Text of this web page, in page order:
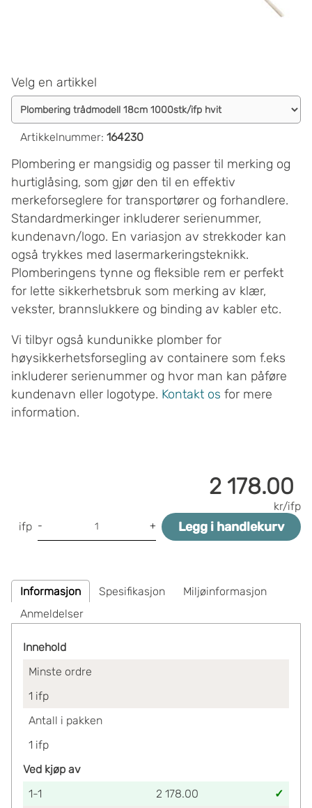
Velg en artikkel
Artikkelnummer: 164230
Plombering er mangsidig og passer til merking og
hurtiglåsing, som gjør den til en effektiv
merkeforseglere for transportører og forhandlere.
Standardmerkinger inkluderer serienummer,
kundenavn/logo. En variasjon av strekkoder kan
også trykkes med lasermarkeringsteknikk.
Plomberingens tynne og fleksible rem er perfekt
for lette sikkerhetsbruk som merking av klær,
vekster, brannslukkere og binding av kabler etc.
Vi tilbyr også kundunikke plomber for
høysikkerhetsforsegling av containere som f.eks
inkluderer serienummer og hvor man kan påføre
kundenavn eller logotype. Kontakt os for mere
information.
2 178.00
kr/ifp
ifp - + Legg i handlekurv
Informasjon Spesifikasjon
Miljøinformasjon
Anmeldelser
Innehold
Minste ordre
1 ifp
Antall i pakken
1 ifp
Ved kjøp av
1-1
2 178.00